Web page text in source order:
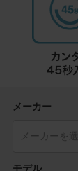
メーカー
モデル